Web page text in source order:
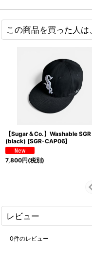
この商品を買った人
【Sugar＆Co.】Washable
(black) [SGR-CAP06]
7,800円(税別)
レビュー
0件のレビュー